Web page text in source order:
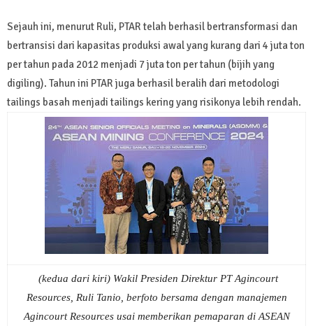
Sejauh ini, menurut Ruli, PTAR telah berhasil bertransformasi dan
bertransisi dari kapasitas produksi awal yang kurang dari 4 juta ton
per tahun pada 2012 menjadi 7 juta ton per tahun (bijih yang
digiling). Tahun ini PTAR juga berhasil beralih dari metodologi
tailings basah menjadi tailings kering yang risikonya lebih rendah.
(kedua dari kiri) Wakil Presiden Direktur PT Agincourt
Resources, Ruli Tanio, berfoto bersama dengan manajemen
Agincourt Resources usai memberikan pemaparan di ASEAN